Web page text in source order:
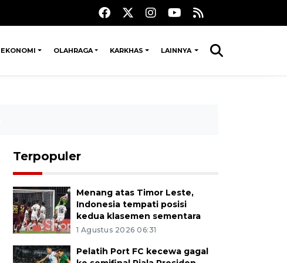
EKONOMI OLAHRAGA KARKHAS LAINNYA
Terpopuler
Menang atas Timor Leste,
Indonesia tempati posisi
kedua klasemen sementara
1 Agustus 2026 06:31
Pelatih Port FC kecewa gagal